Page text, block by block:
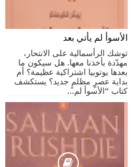
الأسوأ لم يأتي بعد
توشك الرأسمالية على الانتحار،
مهدّدة بأخذنا معها. هل سيكون ما
بعدها يوتوبيا اشتراكية عظيمة؟ أم
بداية عصرٍ مظلمٍ جديد؟ يستكشف
كتاب “الأسوأ لم...